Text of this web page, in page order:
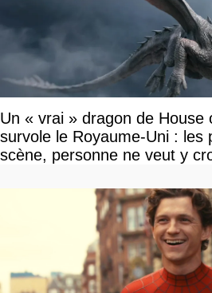
Un « vrai » dragon de House
survole le Royaume-Uni : les
scène, personne ne veut y